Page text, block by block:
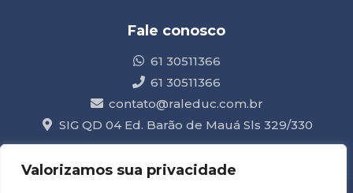
Valorizamos sua privacidade
Fale conosco
61 30511366
61 30511366
contato@raleduc.com.br
SIG QD 04 Ed. Barão de Mauá Sls 329/330